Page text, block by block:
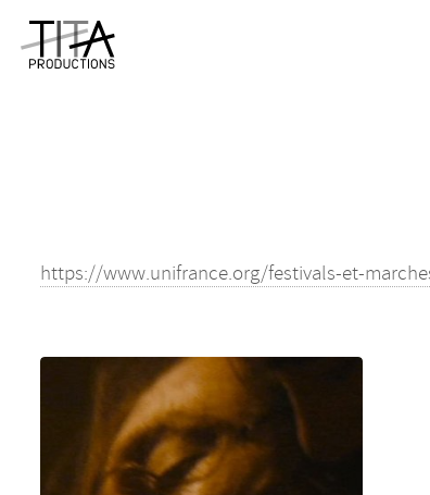
https://www.unifrance.org/festivals-et-